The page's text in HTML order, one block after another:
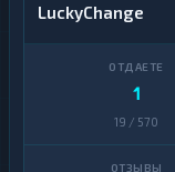
LuckyChange
1
19 / 570